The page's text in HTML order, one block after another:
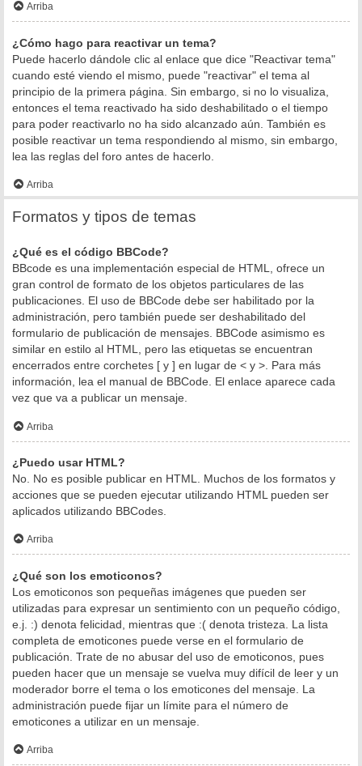
Arriba
¿Cómo hago para reactivar un tema?
Puede hacerlo dándole clic al enlace que dice "Reactivar tema"
cuando esté viendo el mismo, puede "reactivar" el tema al
principio de la primera página. Sin embargo, si no lo visualiza,
entonces el tema reactivado ha sido deshabilitado o el tiempo
para poder reactivarlo no ha sido alcanzado aún. También es
posible reactivar un tema respondiendo al mismo, sin embargo,
lea las reglas del foro antes de hacerlo.
Arriba
Formatos y tipos de temas
¿Qué es el código BBCode?
BBcode es una implementación especial de HTML, ofrece un
gran control de formato de los objetos particulares de las
publicaciones. El uso de BBCode debe ser habilitado por la
administración, pero también puede ser deshabilitado del
formulario de publicación de mensajes. BBCode asimismo es
similar en estilo al HTML, pero las etiquetas se encuentran
encerrados entre corchetes [ y ] en lugar de < y >. Para más
información, lea el manual de BBCode. El enlace aparece cada
vez que va a publicar un mensaje.
Arriba
¿Puedo usar HTML?
No. No es posible publicar en HTML. Muchos de los formatos y
acciones que se pueden ejecutar utilizando HTML pueden ser
aplicados utilizando BBCodes.
Arriba
¿Qué son los emoticonos?
Los emoticonos son pequeñas imágenes que pueden ser
utilizadas para expresar un sentimiento con un pequeño código,
e.j. :) denota felicidad, mientras que :( denota tristeza. La lista
completa de emoticones puede verse en el formulario de
publicación. Trate de no abusar del uso de emoticonos, pues
pueden hacer que un mensaje se vuelva muy difícil de leer y un
moderador borre el tema o los emoticones del mensaje. La
administración puede fijar un límite para el número de
emoticones a utilizar en un mensaje.
Arriba